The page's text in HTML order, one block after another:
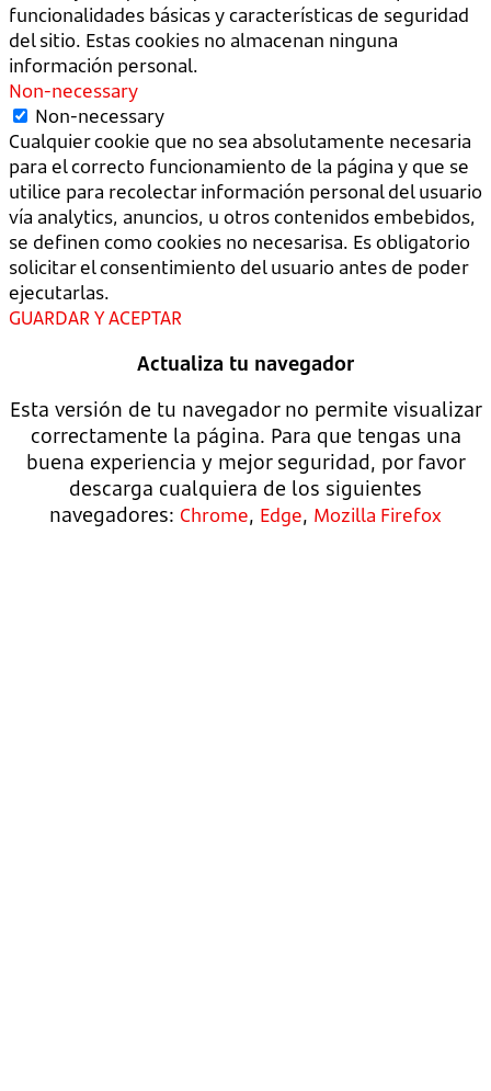
funcionalidades básicas y características de seguridad
del sitio. Estas cookies no almacenan ninguna
información personal.
Non-necessary
Non-necessary
Cualquier cookie que no sea absolutamente necesaria
para el correcto funcionamiento de la página y que se
utilice para recolectar información personal del usuario
vía analytics, anuncios, u otros contenidos embebidos,
se definen como cookies no necesarisa. Es obligatorio
solicitar el consentimiento del usuario antes de poder
ejecutarlas.
GUARDAR Y ACEPTAR
Actualiza tu navegador
Esta versión de tu navegador no permite visualizar
correctamente la página. Para que tengas una
buena experiencia y mejor seguridad, por favor
descarga cualquiera de los siguientes
navegadores: Chrome, Edge, Mozilla Firefox